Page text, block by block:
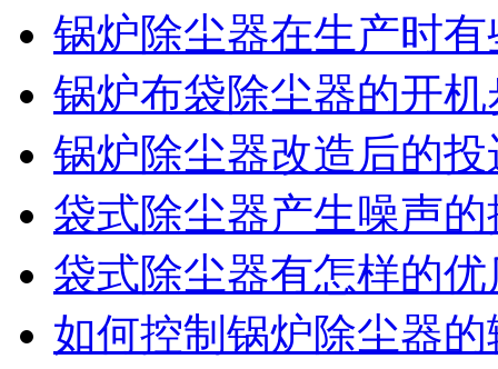
锅炉除尘器在生产时
锅炉布袋除尘器的开机
锅炉除尘器改造后的
袋式除尘器产生噪声
袋式除尘器有怎样的
如何控制锅炉除尘器